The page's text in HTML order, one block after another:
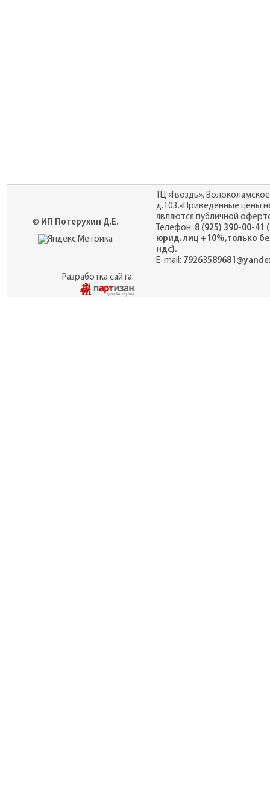
© ИП Потерухин Д.Е.
ТЦ «Гвоздь»,
д.103.«Приведённые цены
являются публичной
Телефон: 8 (925) 390-00-41
юрид. лиц +10%,только
ндс).
E-mail:
Разработка сайта: